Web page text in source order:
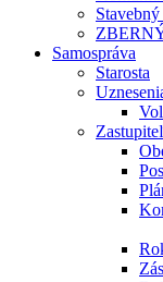
Stavebný
Samospráva
Starosta